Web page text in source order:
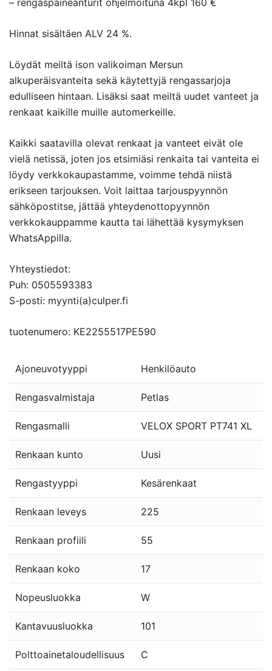
– rengaspaineanturit ohjelmoituna 4kpl 160 €
Hinnat sisältäen ALV 24 %.
Löydät meiltä ison valikoiman Mersun
alkuperäisvanteita sekä käytettyjä rengassarjoja
edulliseen hintaan. Lisäksi saat meiltä uudet vanteet ja
renkaat kaikille muille automerkeille.
Kaikki saatavilla olevat renkaat ja vanteet eivät ole
vielä netissä, joten jos etsimiäsi renkaita tai vanteita ei
löydy verkkokaupastamme, voimme tehdä niistä
erikseen tarjouksen. Voit laittaa tarjouspyynnön
sähköpostitse, jättää yhteydenottopyynnön
verkkokauppamme kautta tai lähettää kysymyksen
WhatsAppilla.
Yhteystiedot:
Puh: 0505593383
S-posti: myynti(a)culper.fi
tuotenumero: KE2255517PE590
Ajoneuvotyyppi Henkilöauto
Rengasvalmistaja Petlas
Rengasmalli VELOX SPORT PT741 XL
Renkaan kunto Uusi
Rengastyyppi Kesärenkaat
Renkaan leveys 225
Renkaan profiili 55
Renkaan koko 17
Nopeusluokka W
Kantavuusluokka 101
Polttoainetaloudellisuus C